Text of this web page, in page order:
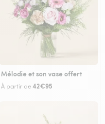
Mélodie et son vase offert
À partir de42€95